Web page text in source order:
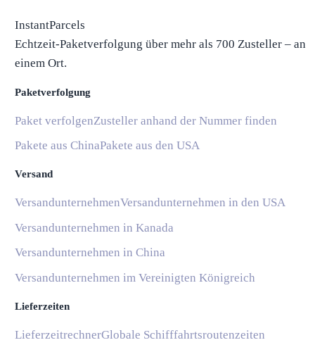
InstantParcels
Echtzeit-Paketverfolgung über mehr als 700 Zusteller – an
einem Ort.
Paketverfolgung
Paket verfolgenZusteller anhand der Nummer finden
Pakete aus ChinaPakete aus den USA
Versand
VersandunternehmenVersandunternehmen in den USA
Versandunternehmen in Kanada
Versandunternehmen in China
Versandunternehmen im Vereinigten Königreich
Lieferzeiten
LieferzeitrechnerGlobale Schifffahrtsroutenzeiten